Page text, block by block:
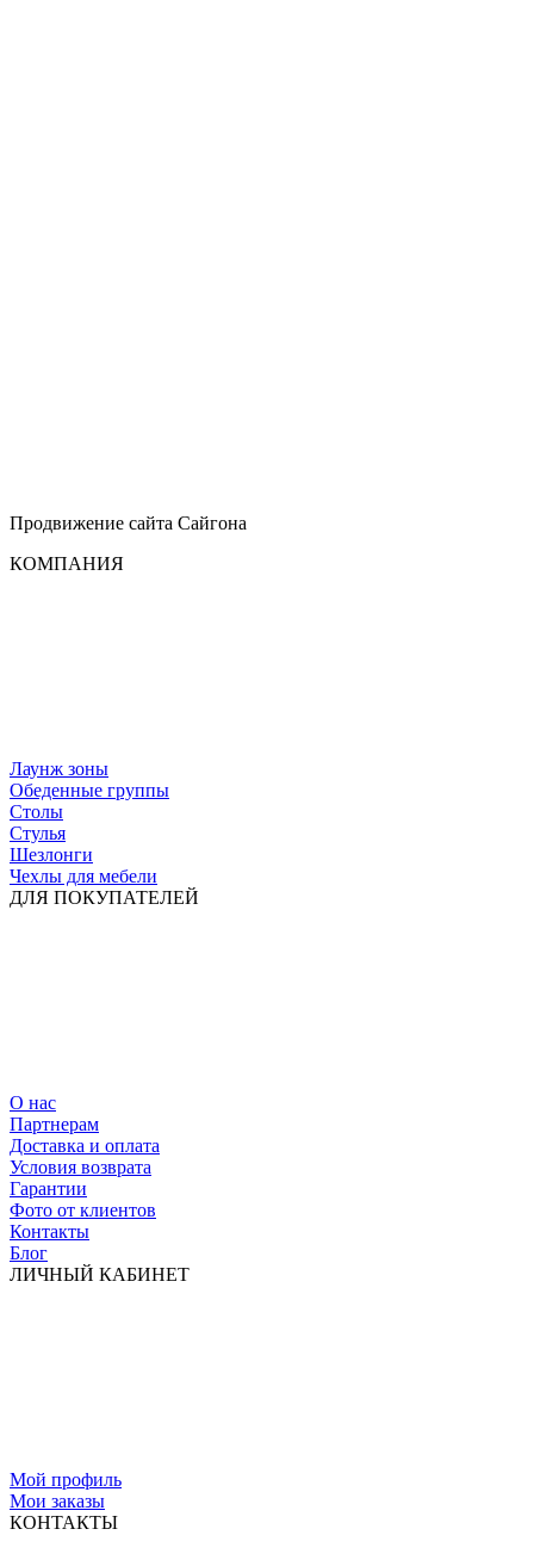
Продвижение сайта Сайгона
КОМПАНИЯ
Лаунж зоны
Обеденные группы
Столы
Стулья
Шезлонги
Чехлы для мебели
ДЛЯ ПОКУПАТЕЛЕЙ
О нас
Партнерам
Доставка и оплата
Условия возврата
Гарантии
Фото от клиентов
Контакты
Блог
ЛИЧНЫЙ КАБИНЕТ
Мой профиль
Мои заказы
КОНТАКТЫ